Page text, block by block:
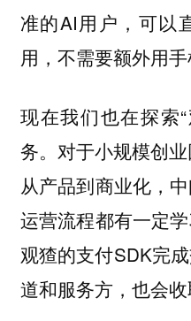
准的AI用户，可以
用，不需要额外用手
现在我们也在探索
务。对于小规模创
从产品到商业化，
运营流程都有一定
观猹的支付SDK完
道和服务方，也会收